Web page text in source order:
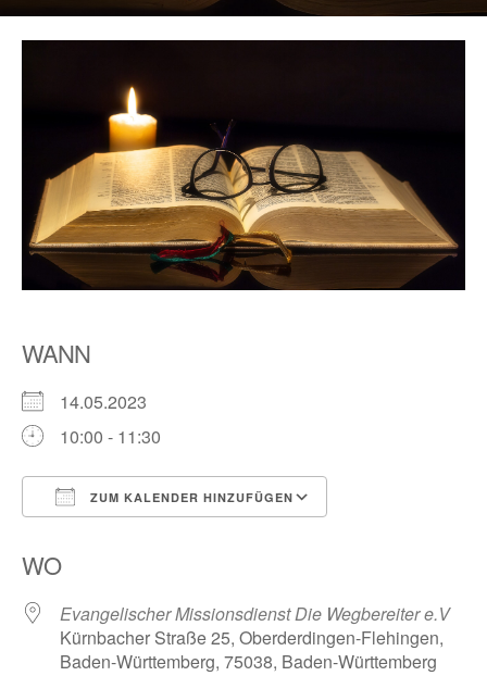
WANN
14.05.2023
10:00 - 11:30
ZUM KALENDER HINZUFÜGEN
WO
Evangelischer Missionsdienst Die Wegbereiter e.V
Kürnbacher Straße 25, Oberderdingen-Flehingen,
Baden-Württemberg, 75038, Baden-Württemberg